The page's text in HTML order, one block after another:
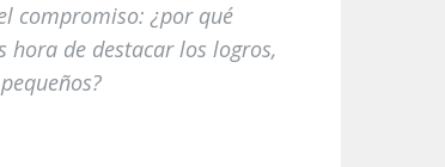
compromiso: ¿por qué
hora de destacar los logros,